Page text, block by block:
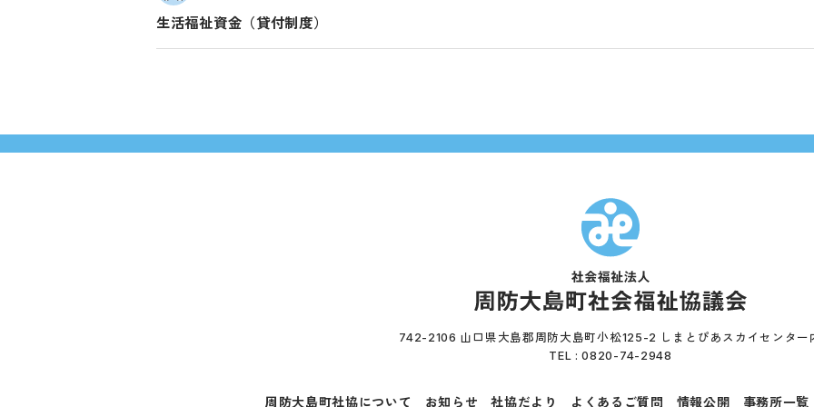
生活福祉資金（貸付制度）
742-2106 山口県大島郡周防大島町小松125-2 しまとぴあスカイセンター
TEL : 0820-74-2948
周防大島町社協について お知らせ 社協だより よくあるご質問 情報公開 事務所一覧